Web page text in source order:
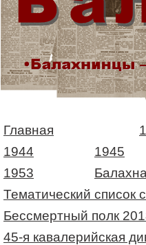
Главная
1944
1945
1953
Тематический список
Бессмертный полк
45-я кавалерийская